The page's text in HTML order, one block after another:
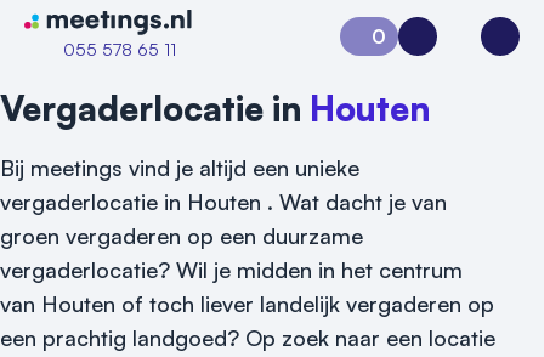
Naar home van Meetings
055 578 65 11
0
Aanvraag 0Inloggen
Vergaderlocatie in Houten
Bij meetings vind je altijd een unieke
vergaderlocatie in Houten . Wat dacht je van
groen vergaderen op een duurzame
vergaderlocatie? Wil je midden in het centrum
van Houten of toch liever landelijk vergaderen op
een prachtig landgoed? Op zoek naar een locatie